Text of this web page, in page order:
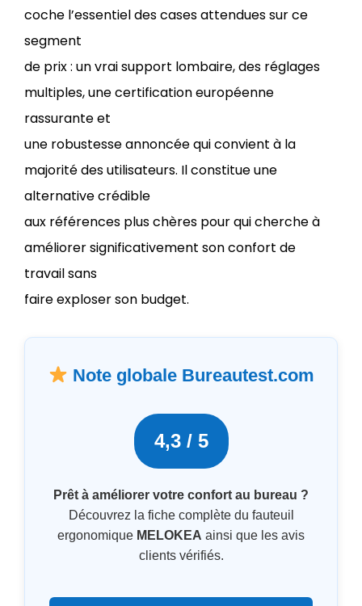
coche l’essentiel des cases attendues sur ce
segment
de prix : un vrai support lombaire, des réglages
multiples, une certification européenne
rassurante et
une robustesse annoncée qui convient à la
majorité des utilisateurs. Il constitue une
alternative crédible
aux références plus chères pour qui cherche à
améliorer significativement son confort de
travail sans
faire exploser son budget.
Note globale Bureautest.com
4,3 / 5
Prêt à améliorer votre confort au bureau ?
Découvrez la fiche complète du fauteuil
ergonomique MELOKEA ainsi que les avis
clients vérifiés.